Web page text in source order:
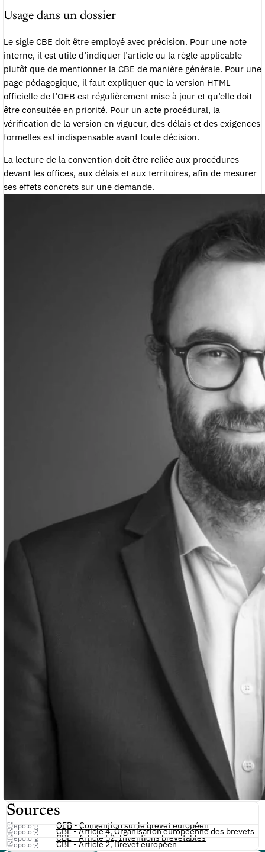
Usage dans un dossier
Le sigle CBE doit être employé avec précision. Pour une note
interne, il est utile d’indiquer l’article ou la règle applicable
plutôt que de mentionner la CBE de manière générale. Pour une
page pédagogique, il faut expliquer que la version HTML
officielle de l’OEB est régulièrement mise à jour et qu’elle doit
être consultée en priorité. Pour un acte procédural, la
vérification de la version en vigueur, des délais et des exigences
formelles est indispensable avant toute décision.
La lecture de la convention doit être reliée aux procédures
devant les offices, aux délais et aux territoires, afin de mesurer
ses effets concrets sur une demande.
Sources
epo.org OEB - Convention sur le brevet européen
epo.org CBE - Article 4, Organisation européenne des brevets
epo.org CBE - Article 52, Inventions brevetables
epo.org CBE - Article 2, Brevet européen